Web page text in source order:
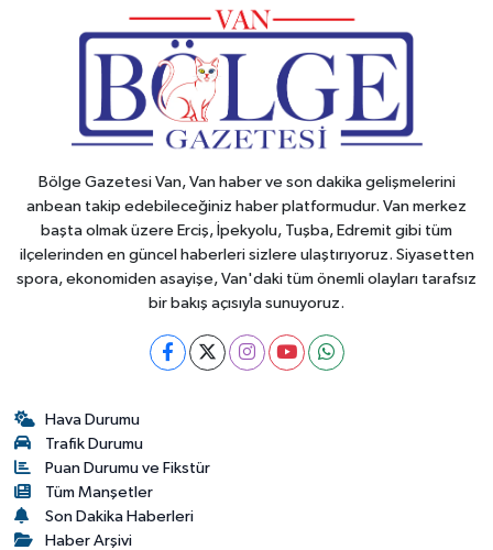
Bölge Gazetesi Van, Van haber ve son dakika gelişmelerini
anbean takip edebileceğiniz haber platformudur. Van merkez
başta olmak üzere Erciş, İpekyolu, Tuşba, Edremit gibi tüm
ilçelerinden en güncel haberleri sizlere ulaştırıyoruz. Siyasetten
spora, ekonomiden asayişe, Van'daki tüm önemli olayları tarafsız
bir bakış açısıyla sunuyoruz.
Hava Durumu
Trafik Durumu
Puan Durumu ve Fikstür
Tüm Manşetler
Son Dakika Haberleri
Haber Arşivi